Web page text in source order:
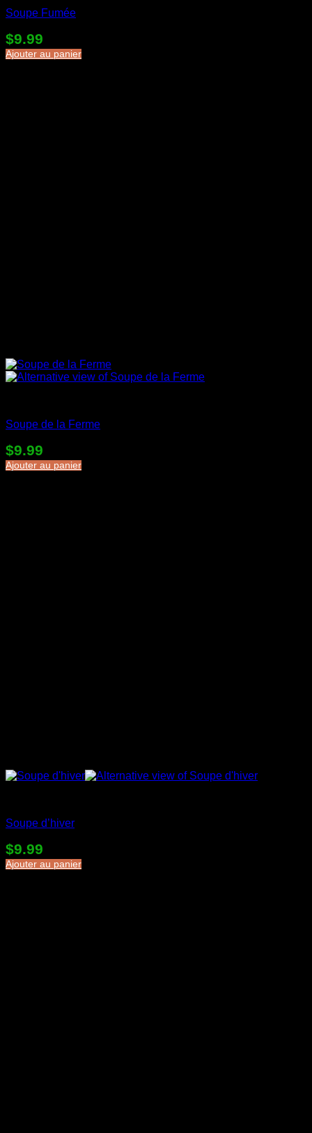
Soupe Fumée
$9.99
Ajouter au panier
Soupe de la Ferme
$9.99
Ajouter au panier
Soupe d’hiver
$9.99
Ajouter au panier